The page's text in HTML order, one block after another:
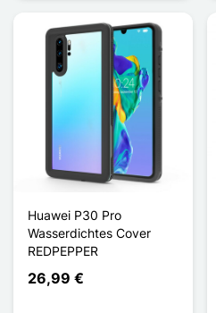
Huawei P30 Pro
Wasserdichtes Cover
REDPEPPER
26,99 €